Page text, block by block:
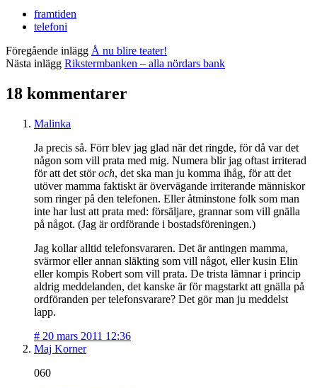
framtiden
telefoni
Föregående inlägg Å nu blire teater!
Nästa inlägg Rikstermbanken – alla nördars bank
18 kommentarer
Malinka
Ja precis så. Förr blev jag glad när det ringde, för då var det
någon som vill prata med mig. Numera blir jag oftast irriterad
för att det störoch, det ska man ju komma ihåg, för att det
utöver mamma faktiskt är övervägande irriterande människor
som ringer på den telefonen. Eller åtminstone folk som man
inte har lust att prata med: försäljare, grannar som vill gnälla
på något. (Jag är ordförande i bostadsföreningen.)
Jag kollar alltid telefonsvararen. Det är antingen mamma,
svärmor eller annan släkting som vill något, eller kusin Elin
eller kompis Robert som vill prata. De trista lämnar i princip
aldrig meddelanden, det kanske är för magstarkt att gnälla på
ordföranden per telefonsvarare? Det gör man ju meddelst
lapp.
# 20 mars 2011 12:36
Maj Korner
060